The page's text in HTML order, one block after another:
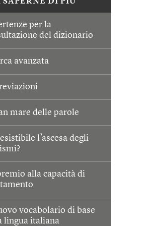
per la
del dizionario
avanzata
mare delle parole
l’ascesa degli
alla capacità di
vocabolario di base
lingua italiana